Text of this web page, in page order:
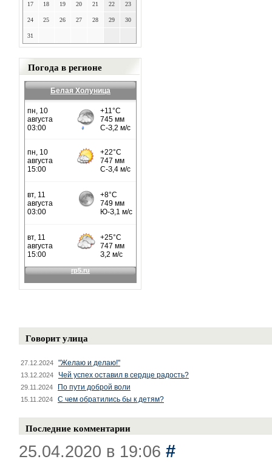
17 18 19 20 21 22 23
24 25 26 27 28 29 30
31
Погода в регионе
Белая Холуница
Говорит улица
27.12.2024 "Желаю и делаю!"
13.12.2024 Чей успех оставил в сердце радость?
29.11.2024 По пути доброй воли
15.11.2024 С чем обратились бы к детям?
Последние комментарии
25.04.2020 в 19:06 #